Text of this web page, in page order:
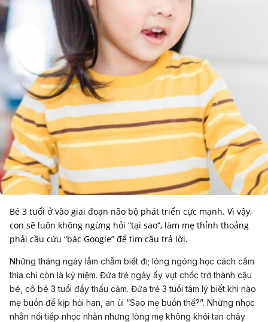
Bé 3 tuổi ở vào giai đoạn não bộ phát triển cực mạnh. Vì vậy,
con sẽ luôn không ngừng hỏi “tại sao”, làm mẹ thỉnh thoảng
phải cầu cứu “bác Google” để tìm câu trả lời.
Những tháng ngày lẫm chẫm biết đi; lóng ngóng học cách cầm
thìa chỉ còn là kỷ niệm. Đứa trẻ ngày ấy vụt chốc trở thành cậu
bé, cô bé 3 tuổi đầy thấu cảm. Đứa trẻ 3 tuổi tâm lý biết khi nào
mẹ buồn để kịp hỏi han, an ủi “Sao mẹ buồn thế?”. Những nhọc
nhằn nối tiếp nhọc nhằn nhưng lòng mẹ không khỏi tan chảy